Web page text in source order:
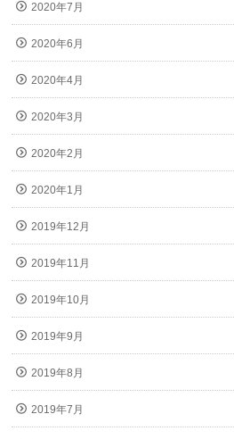
2020年7月
2020年6月
2020年4月
2020年3月
2020年2月
2020年1月
2019年12月
2019年11月
2019年10月
2019年9月
2019年8月
2019年7月